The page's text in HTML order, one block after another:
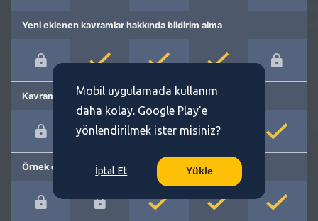
Yeni eklenen kavramlar hakkında bildirim alma
Kavram önerme
Örnek cümleler
Mobil uygulamada kullanım
daha kolay. Google Play'e
yönlendirilmek ister misiniz?
İptal Et Yükle